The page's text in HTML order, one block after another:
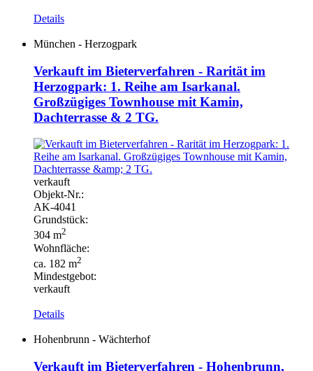
Details
München - Herzogpark
Verkauft im Bieterverfahren - Rarität im
Herzogpark: 1. Reihe am Isarkanal.
Großzügiges Townhouse mit Kamin,
Dachterrasse & 2 TG.
verkauft
Objekt-Nr.:
AK-4041
Grundstück:
304 m2
Wohnfläche:
ca. 182 m2
Mindestgebot:
verkauft
Details
Hohenbrunn - Wächterhof
Verkauft im Bieterverfahren - Hohenbrunn,